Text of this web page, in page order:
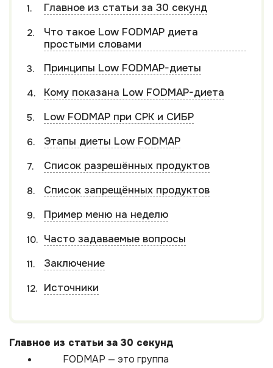
Главное из статьи за 30 секунд
Что такое Low FODMAP диета
простыми словами
Принципы Low FODMAP-диеты
Кому показана Low FODMAP-диета
Low FODMAP при СРК и СИБР
Этапы диеты Low FODMAP
Список разрешённых продуктов
Список запрещённых продуктов
Пример меню на неделю
Часто задаваемые вопросы
Заключение
Источники
Главное из статьи за 30 секунд
FODMAP — это группа